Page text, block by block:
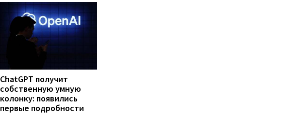
ChatGPT получит
собственную умную
колонку: появились
первые подробности